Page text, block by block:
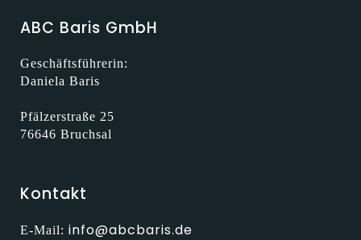
ABC Baris GmbH
Geschäftsführerin:
Daniela Baris
Pfälzerstraße 25
76646 Bruchsal
Kontakt
E-Mail: info@abcbaris.de